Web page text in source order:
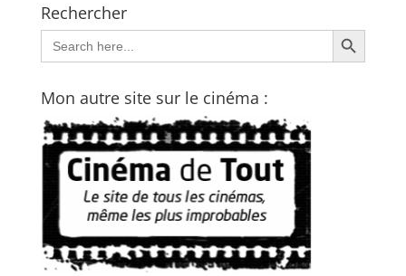
Rechercher
Search
for:
Search Button
Mon autre site sur le cinéma :